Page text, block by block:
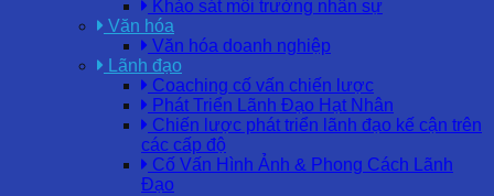
Khảo sát môi trường nhân sự
Văn hóa
Văn hóa doanh nghiệp
Lãnh đạo
Coaching cố vấn chiến lược
Phát Triển Lãnh Đạo Hạt Nhân
Chiến lược phát triển lãnh đạo kế cận trên
các cấp độ
Cố Vấn Hình Ảnh & Phong Cách Lãnh
Đạo